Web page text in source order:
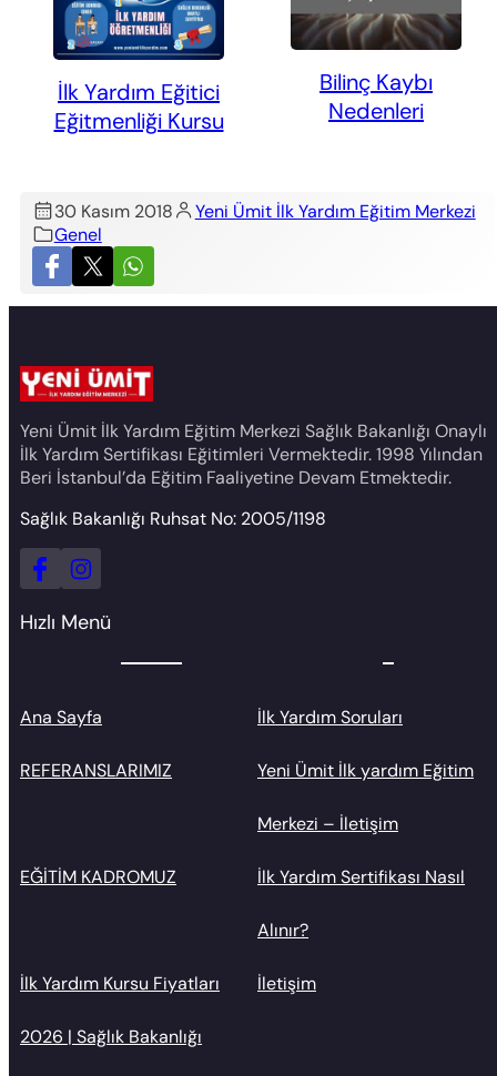
Bilinç Kaybı
Nedenleri
112 Ambulans
Şoförü İlk Yardım
30 Kasım 2018
Yeni Ümit İlk Yardım Eğitim Merkezi
Genel
Yeni Ümit İlk Yardım Eğitim Merkezi Sağlık Bakanlığı Onaylı
İlk Yardım Sertifikası Eğitimleri Vermektedir. 1998 Yılından
Beri İstanbul’da Eğitim Faaliyetine Devam Etmektedir.
Sağlık Bakanlığı Ruhsat No: 2005/1198
Hızlı Menü
Ana Sayfa İlk Yardım Soruları
REFERANSLARIMIZ Yeni Ümit İlk yardım Eğitim
Merkezi – İletişim
EĞİTİM KADROMUZ İlk Yardım Sertifikası Nasıl
Alınır?
İlk Yardım Kursu Fiyatları
2026 | Sağlık Bakanlığı
İletişim